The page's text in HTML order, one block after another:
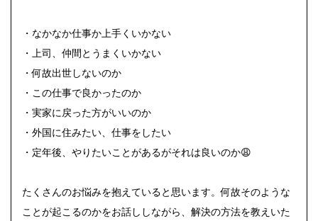
・なかなか仕事か上手くいかない
・上司、仲間とうまくいかない
・何故出世しないのか
・この仕事で良かったのか
・実家に戻った方がいいのか
・外国に住みたい、仕事をしたい
・定年後、やりたいことがあるがそれは良いのか😩
たくさんのお悩みを抱えていると思います。何故そのような
ことが起こるのかをお話ししながら、解決の方法を教えいた